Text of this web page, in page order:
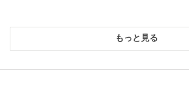
＜WILLIAM KLEIN（ウィリアム クライン）＞
1955年からファッション写真を撮影、キャリ
もっと見る